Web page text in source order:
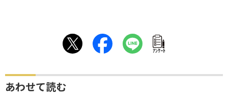
ｱﾝｹｰﾄ
あわせて読む